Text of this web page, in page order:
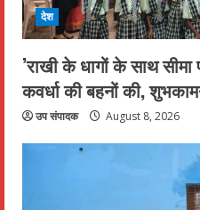
देश
’राखी के धागों के साथ
कवर्धा की बहनों की,
उप संपादक August 8, 2026